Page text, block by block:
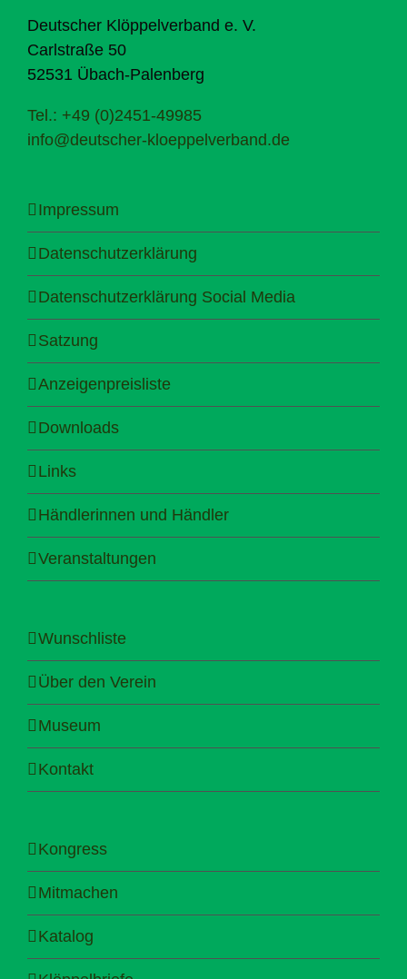
Deutscher Klöppelverband e. V.
Carlstraße 50
52531 Übach-Palenberg
Tel.: +49 (0)2451-49985
info@deutscher-kloeppelverband.de
Impressum
Datenschutzerklärung
Datenschutzerklärung Social Media
Satzung
Anzeigenpreisliste
Downloads
Links
Händlerinnen und Händler
Veranstaltungen
Wunschliste
Über den Verein
Museum
Kontakt
Kongress
Mitmachen
Katalog